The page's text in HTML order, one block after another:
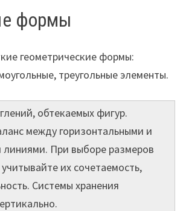
формы
геометрические формы:
треугольные элементы.
обтекаемых фигур.
между горизонтальными и
линиями. При выборе размеров
их сочетаемость,
Системы хранения